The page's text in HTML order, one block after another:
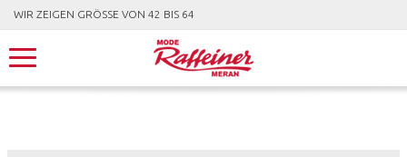
WIR ZEIGEN GRÖSSE VON 42 BIS 64